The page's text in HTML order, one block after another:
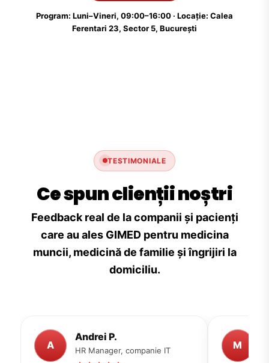
Program: Luni–Vineri, 09:00–16:00 · Locație: Calea
Ferentari 23, Sector 5, București
TESTIMONIALE
Ce spun clienții noștri
Feedback real de la companii și pacienți
care au ales GIMED pentru medicina
muncii, medicină de familie și îngrijiri la
domiciliu.
A
Andrei P.
HR Manager, companie IT M